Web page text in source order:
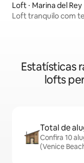
Loft ⋅ Marina del Rey
Loft tranquilo com
Estatísticas
lofts
Total de
Confira 10
(Venice